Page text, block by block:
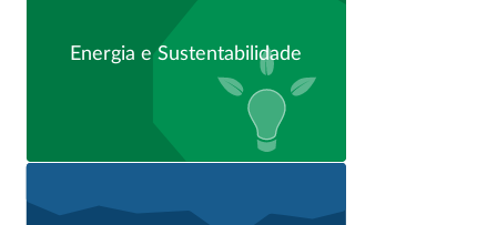
Energia e Sustentabilidade